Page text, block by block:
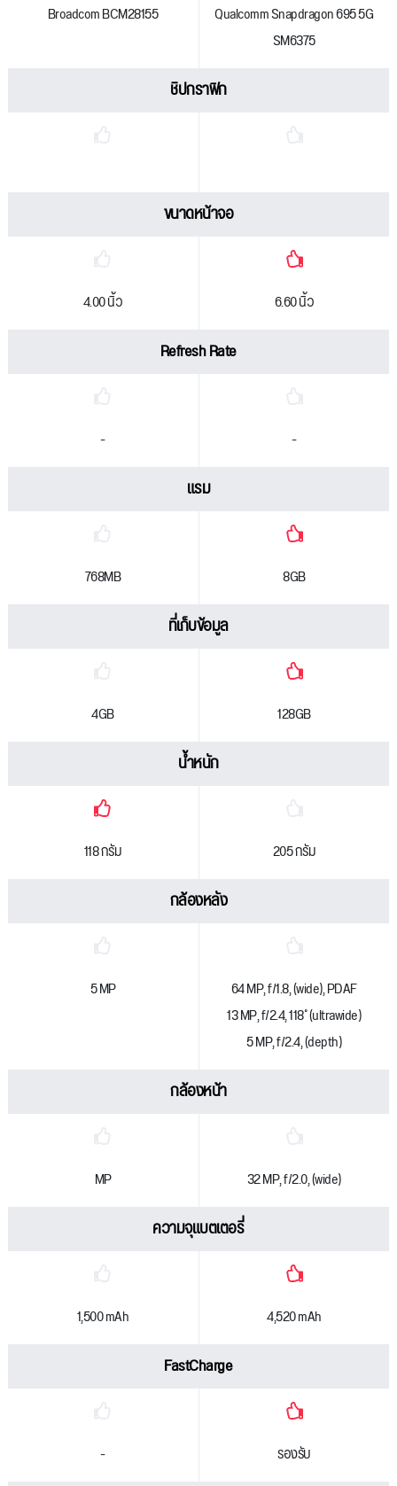
Broadcom BCM28155
Qualcomm Snapdragon 695 5G
SM6375
ชิปกราฟิก
ขนาดหน้าจอ
4.00 นิ้ว 6.60 นิ้ว
Refresh Rate
- -
แรม
768MB 8GB
ที่เก็บข้อมูล
4GB 128GB
น้ำหนัก
118 กรัม 205 กรัม
กล้องหลัง
5 MP
64 MP, f/1.8, (wide), PDAF
13 MP, f/2.4, 118˚ (ultrawide)
5 MP, f/2.4, (depth)
กล้องหน้า
MP 32 MP, f/2.0, (wide)
ความจุแบตเตอรี่
1,500 mAh 4,520 mAh
FastCharge
- รองรับ